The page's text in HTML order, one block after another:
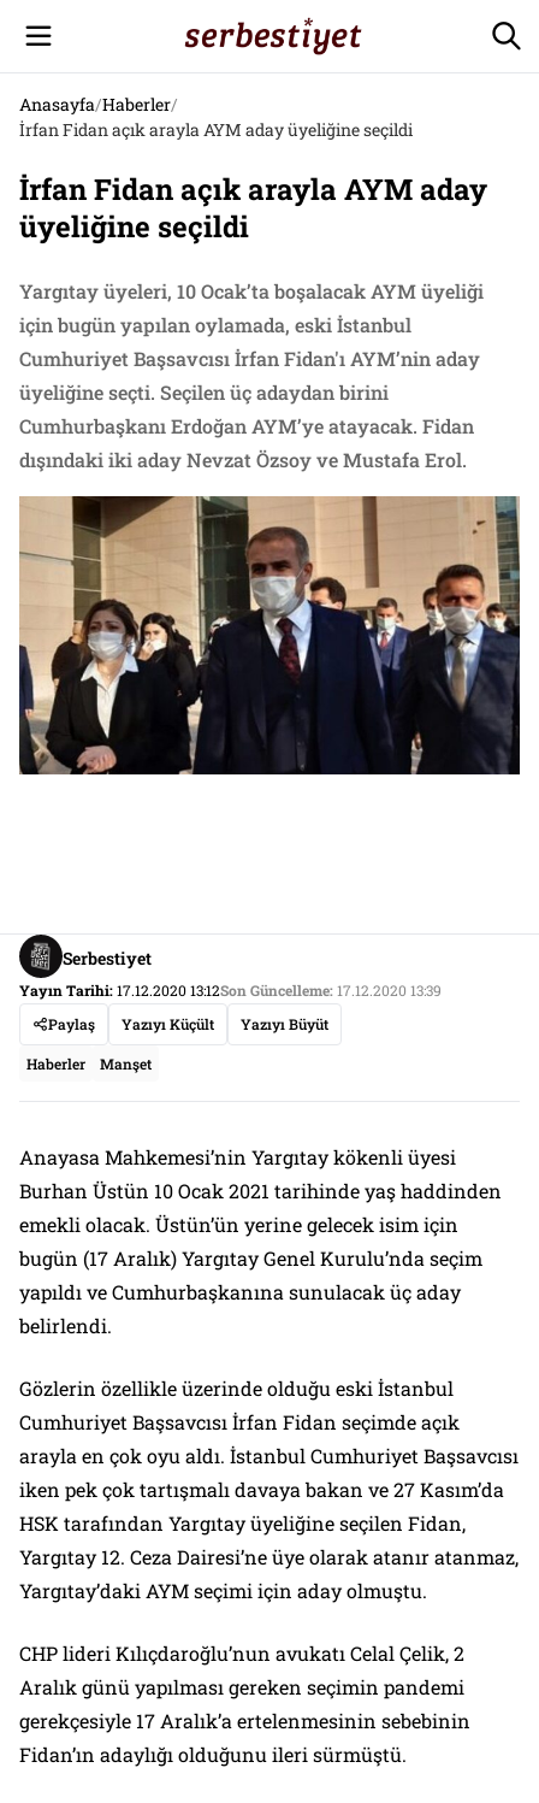
Anasayfa/Haberler/
İrfan Fidan açık arayla AYM aday üyeliğine seçildi
İrfan Fidan açık arayla AYM aday
üyeliğine seçildi
Yargıtay üyeleri, 10 Ocak’ta boşalacak AYM üyeliği
için bugün yapılan oylamada, eski İstanbul
Cumhuriyet Başsavcısı İrfan Fidan'ı AYM’nin aday
üyeliğine seçti. Seçilen üç adaydan birini
Cumhurbaşkanı Erdoğan AYM’ye atayacak. Fidan
dışındaki iki aday Nevzat Özsoy ve Mustafa Erol.
Serbestiyet
Yayın Tarihi:17.12.2020 13:12Son Güncelleme:17.12.2020 13:39
Paylaş
Yazıyı Küçült Yazıyı Büyüt
Haberler Manşet
Anayasa Mahkemesi’nin Yargıtay kökenli üyesi
Burhan Üstün 10 Ocak 2021 tarihinde yaş haddinden
emekli olacak. Üstün’ün yerine gelecek isim için
bugün (17 Aralık) Yargıtay Genel Kurulu’nda seçim
yapıldı ve Cumhurbaşkanına sunulacak üç aday
belirlendi.
Gözlerin özellikle üzerinde olduğu eski İstanbul
Cumhuriyet Başsavcısı İrfan Fidan seçimde açık
arayla en çok oyu aldı. İstanbul Cumhuriyet Başsavcısı
iken pek çok tartışmalı davaya bakan ve 27 Kasım’da
HSK tarafından Yargıtay üyeliğine seçilen Fidan,
Yargıtay 12. Ceza Dairesi’ne üye olarak atanır atanmaz,
Yargıtay’daki AYM seçimi için aday olmuştu.
CHP lideri Kılıçdaroğlu’nun avukatı Celal Çelik, 2
Aralık günü yapılması gereken seçimin pandemi
gerekçesiyle 17 Aralık’a ertelenmesinin sebebinin
Fidan’ın adaylığı olduğunu ileri sürmüştü.